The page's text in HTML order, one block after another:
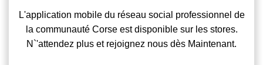
L'application mobile du réseau social professionnel de
la communauté Corse est disponible sur les stores.
N`'attendez plus et rejoignez nous dès Maintenant.